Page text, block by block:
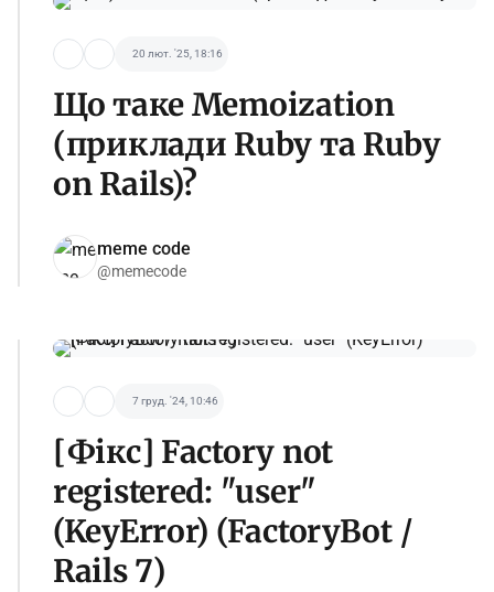
20 лют. '25, 18:16
Що таке Memoization
(приклади Ruby та Ruby
on Rails)?
meme code
@memecode
7 груд. '24, 10:46
[Фікс] Factory not
registered: "user"
(KeyError) (FactoryBot /
Rails 7)